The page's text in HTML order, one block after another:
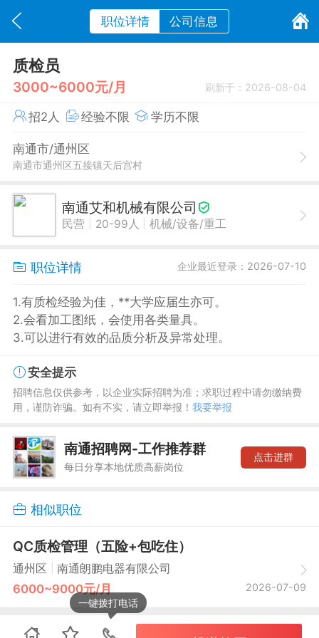
职位详情 公司信息
质检员
3000~6000元/月 刷新于：2026-08-04
招2人 经验不限 学历不限
南通市/通州区
南通市通州区五接镇天后宫村
南通艾和机械有限公司
民营 20-99人 机械/设备/重工
职位详情 企业最近登录：2026-07-10
1.有质检经验为佳，**大学应届生亦可。
2.会看加工图纸，会使用各类量具。
3.可以进行有效的品质分析及异常处理。
安全提示
招聘信息仅供参考，以企业实际招聘为准；求职过程中请勿缴纳费
用，谨防诈骗。如有不实，请立即举报！ 我要举报
南通招聘网-工作推荐群
每日分享本地优质高薪岗位
点击进群
相似职位
QC质检管理（五险+包吃住）
通州区 南通朗鹏电器有限公司
6000~9000元/月
2026-07-09
一键拨打电话